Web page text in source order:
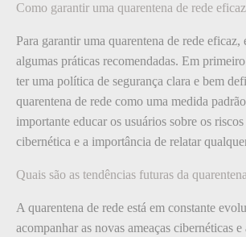
Como garantir uma quarentena de rede
Para garantir uma quarentena de rede eficaz,
algumas práticas recomendadas. Em
ter uma política de segurança clara e bem
quarentena de rede como uma medida
importante educar os usuários sobre os riscos
cibernética e a importância de relatar
Quais são as tendências futuras da
A quarentena de rede está em constante
acompanhar as novas ameaças cibernéticas